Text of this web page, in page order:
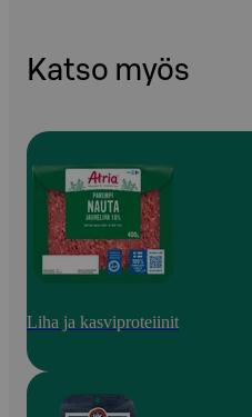
Katso myös
Liha ja kasviproteiinit